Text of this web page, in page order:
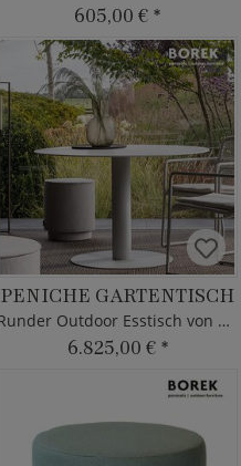
605,00 € *
PENICHE GARTENTISCH
Runder Outdoor Esstisch von Borek
6.825,00 € *